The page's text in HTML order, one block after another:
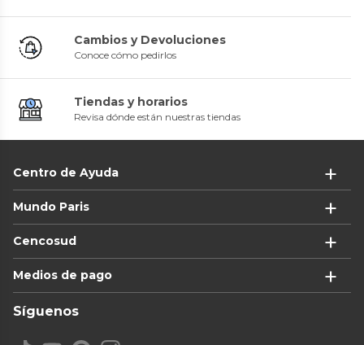
Cambios y Devoluciones
Conoce cómo pedirlos
Tiendas y horarios
Revisa dónde están nuestras tiendas
Centro de Ayuda
Mundo Paris
Cencosud
Medios de pago
Síguenos